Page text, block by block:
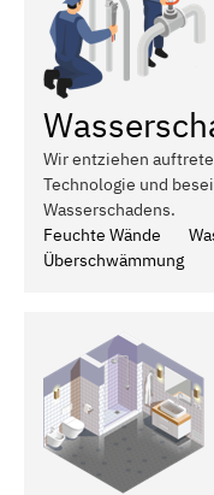
Wir entziehen
Technologie und
Wasserschadens.
Feuchte Wände
Überschwämmung